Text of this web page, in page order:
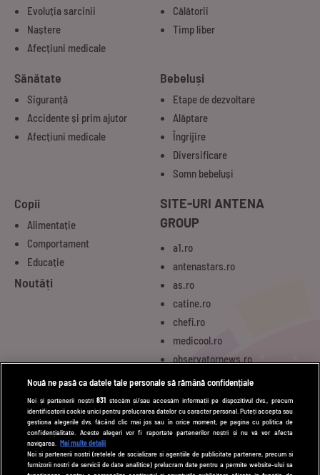
Evoluția sarcinii
Naștere
Afecțiuni medicale
Călătorii
Timp liber
Sănătate
Siguranță
Accidente și prim ajutor
Afecțiuni medicale
Bebeluși
Etape de dezvoltare
Alăptare
Îngrijire
Diversificare
Somn bebeluși
Copii
Alimentație
Comportament
Educație
Noutăți
SITE-URI ANTENA
GROUP
a1.ro
antenastars.ro
as.ro
catine.ro
chefi.ro
medicool.ro
observatornews.ro
spynews.ro
tvhappy.ro
useit.ro
zutv.ro
Trends AntenaPLAY
AntenaPLAY
Nouă ne pasă ca datele tale personale să rămână confidențiale
Noi și partenerii noștri831 stocăm și/sau accesăm informații pe dispozitivul dvs., precum
identificatorii cookie unici pentru prelucrarea datelor cu caracter personal. Puteți accepta sau
gestiona alegerile dvs. făcând clic mai jos sau în orice moment, pe pagina cu politica de
confidențialitate. Aceste alegeri vor fi raportate partenerilor noștri și nu vă vor afecta
navigarea.
Mai multe detalii
Noi si partenerii nostri (retelele de socializare si agentiile de publicitate partenere, precum si
furnizorii nostri de servicii de date analitice) prelucram date pentru a permite website-ului sa